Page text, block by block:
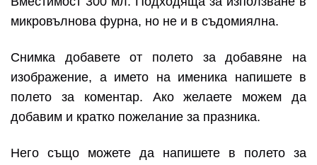
микровълнова фурна, но не и в съдомиялна.
Снимка добавете от полето за добавяне на
изображение, а името на именика напишете в
полето за коментар. Ако желаете можем да
добавим и кратко пожелание за празника.
Него също можете да напишете в полето за